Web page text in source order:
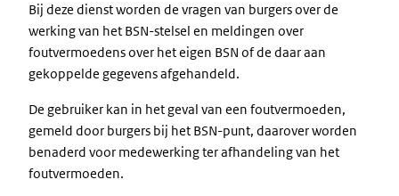
Bij deze dienst worden de vragen van burgers over de
werking van het BSN-stelsel en meldingen over
foutvermoedens over het eigen BSN of de daar aan
gekoppelde gegevens afgehandeld.
De gebruiker kan in het geval van een foutvermoeden,
gemeld door burgers bij het BSN-punt, daarover worden
benaderd voor medewerking ter afhandeling van het
foutvermoeden.